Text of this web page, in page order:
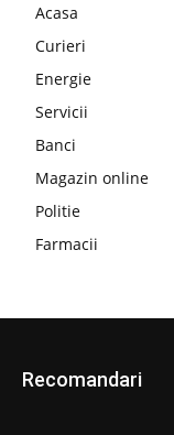
Acasa
Curieri
Energie
Servicii
Banci
Magazin online
Politie
Farmacii
Recomandari